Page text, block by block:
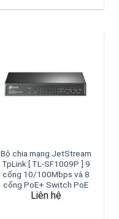
Bộ chia mạng JetStream
TpLink [ TL-SF1009P ] 9
cổng 10/100Mbps và 8
cổng PoE+ Switch PoE
Liên hệ